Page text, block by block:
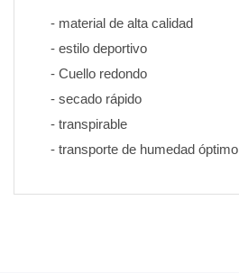
- material de alta calidad
- estilo deportivo
- Cuello redondo
- secado rápido
- transpirable
- transporte de humedad óptimo